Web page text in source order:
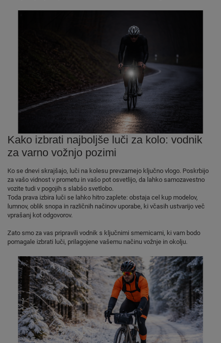
Kako izbrati najboljše luči za kolo: vodnik
za varno vožnjo pozimi
Ko se dnevi skrajšajo, luči na kolesu prevzamejo ključno vlogo. Poskrbijo
za vašo vidnost v prometu in vašo pot osvetlijo, da lahko samozavestno
vozite tudi v pogojih s slabšo svetlobo.
Toda prava izbira luči se lahko hitro zaplete: obstaja cel kup modelov,
lumnov, oblik snopa in različnih načinov uporabe, ki včasih ustvarijo več
vprašanj kot odgovorov.
Zato smo za vas pripravili vodnik s ključnimi smernicami, ki vam bodo
pomagale izbrati luči, prilagojene vašemu načinu vožnje in okolju.